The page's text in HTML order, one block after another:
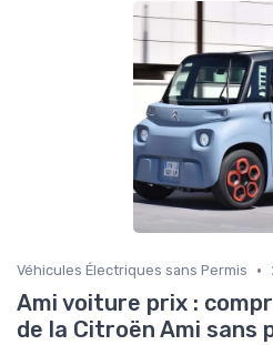
Véhicules Électriques sans Permis •
Ami voiture prix :
de la Citroën Ami sans